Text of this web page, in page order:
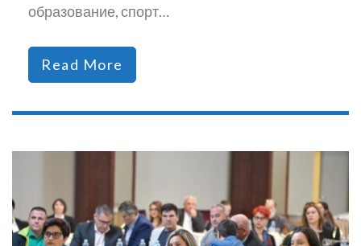
образование, спорт…
Read More